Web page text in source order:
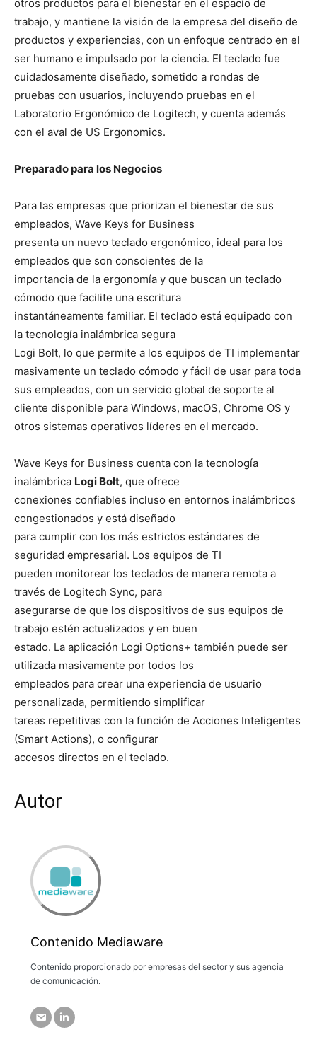
otros productos para el bienestar en el espacio de
trabajo, y mantiene la visión de la empresa del diseño de
productos y experiencias, con un enfoque centrado en el
ser humano e impulsado por la ciencia. El teclado fue
cuidadosamente diseñado, sometido a rondas de
pruebas con usuarios, incluyendo pruebas en el
Laboratorio Ergonómico de Logitech, y cuenta además
con el aval de US Ergonomics.
Preparado para los Negocios
Para las empresas que priorizan el bienestar de sus
empleados, Wave Keys for Business
presenta un nuevo teclado ergonómico, ideal para los
empleados que son conscientes de la
importancia de la ergonomía y que buscan un teclado
cómodo que facilite una escritura
instantáneamente familiar. El teclado está equipado con
la tecnología inalámbrica segura
Logi Bolt, lo que permite a los equipos de TI implementar
masivamente un teclado cómodo y fácil de usar para toda
sus empleados, con un servicio global de soporte al
cliente disponible para Windows, macOS, Chrome OS y
otros sistemas operativos líderes en el mercado.
Wave Keys for Business cuenta con la tecnología
inalámbrica Logi Bolt, que ofrece
conexiones confiables incluso en entornos inalámbricos
congestionados y está diseñado
para cumplir con los más estrictos estándares de
seguridad empresarial. Los equipos de TI
pueden monitorear los teclados de manera remota a
través de Logitech Sync, para
asegurarse de que los dispositivos de sus equipos de
trabajo estén actualizados y en buen
estado. La aplicación Logi Options+ también puede ser
utilizada masivamente por todos los
empleados para crear una experiencia de usuario
personalizada, permitiendo simplificar
tareas repetitivas con la función de Acciones Inteligentes
(Smart Actions), o configurar
accesos directos en el teclado.
Autor
Contenido Mediaware
Contenido proporcionado por empresas del sector y sus agencia
de comunicación.